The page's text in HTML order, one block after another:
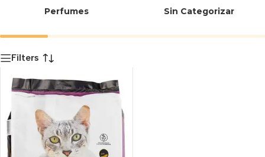
Perfumes Sin Categorizar
Filters